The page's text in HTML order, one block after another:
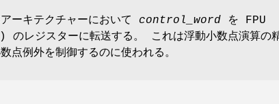
キテクチャーにおいて control_word を FPU
スターに転送する。 これは浮動小数点演算の
点例外を制御するのに使われる。